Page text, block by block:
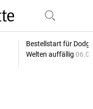
Bestellstart für
Welten auffällig